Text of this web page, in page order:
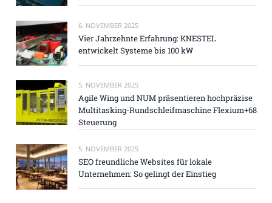
6. NOVEMBER 2025
Vier Jahrzehnte Erfahrung: KNESTEL
entwickelt Systeme bis 100 kW
5. NOVEMBER 2025
Agile Wing und NUM präsentieren hochpräzise
Multitasking-Rundschleifmaschine Flexium+68
Steuerung
5. NOVEMBER 2025
SEO freundliche Websites für lokale
Unternehmen: So gelingt der Einstieg